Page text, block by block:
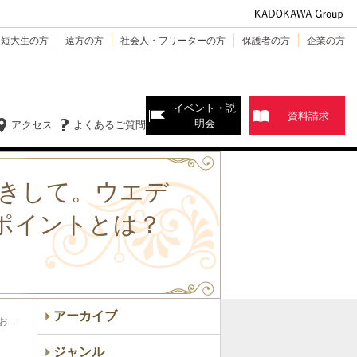
大生の方 遠方の方 社会人・フリーターの方 保護者の方 企業の方
よくあるご質問
アクセス
イベント・説
明会
資料請求
して。ウエデ
イントとは？
... アーカイブ
ジャンル